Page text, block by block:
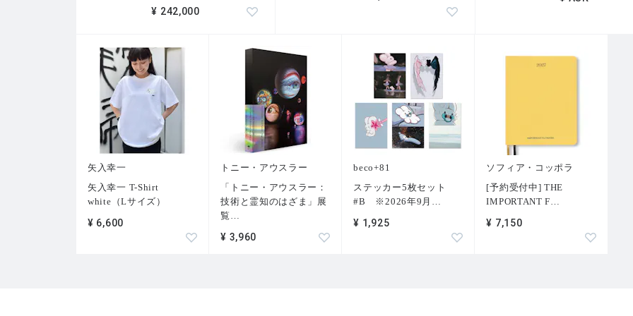
¥ 242,000
矢入幸一
矢入幸一 T-Shirt
white（Lサイズ）
¥ 6,600
トニー・アウスラー
「トニー・アウスラー：
技術と霊知のはざま」展
覧 …
¥ 3,960
beco+81
ステッカー5枚セット
#B ※2026年9月 …
¥ 1,925
ソフィア・コッポラ
[予約受付中] THE
IMPORTANT F…
¥ 7,150